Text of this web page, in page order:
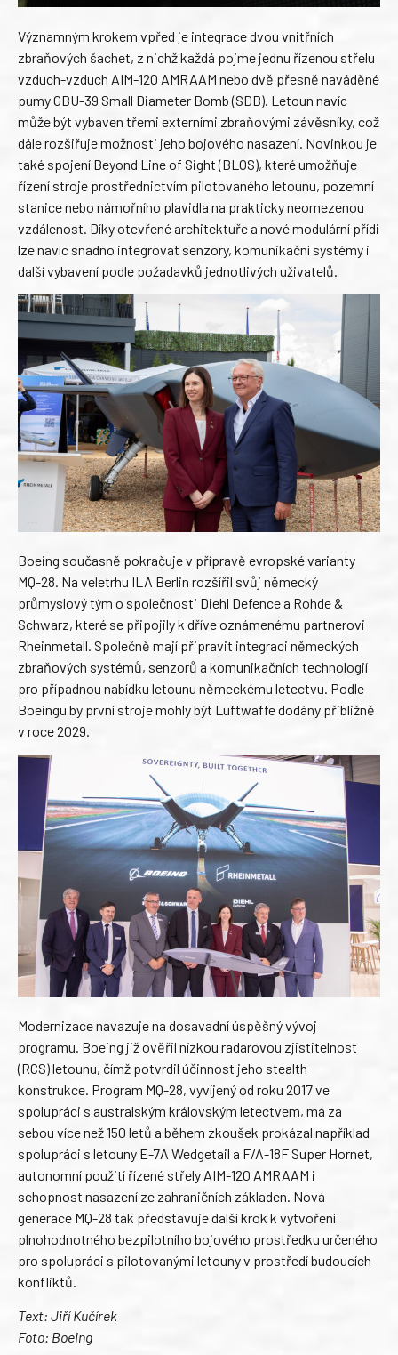
Významným krokem vpřed je integrace dvou vnitřních
zbraňových šachet, z nichž každá pojme jednu řízenou střelu
vzduch-vzduch AIM-120 AMRAAM nebo dvě přesně naváděné
pumy GBU-39 Small Diameter Bomb (SDB). Letoun navíc
může být vybaven třemi externími zbraňovými závěsníky, což
dále rozšiřuje možnosti jeho bojového nasazení. Novinkou je
také spojení Beyond Line of Sight (BLOS), které umožňuje
řízení stroje prostřednictvím pilotovaného letounu, pozemní
stanice nebo námořního plavidla na prakticky neomezenou
vzdálenost. Díky otevřené architektuře a nové modulární přídi
lze navíc snadno integrovat senzory, komunikační systémy i
další vybavení podle požadavků jednotlivých uživatelů.
Boeing současně pokračuje v přípravě evropské varianty
MQ-28. Na veletrhu ILA Berlin rozšířil svůj německý
průmyslový tým o společnosti Diehl Defence a Rohde &
Schwarz, které se připojily k dříve oznámenému partnerovi
Rheinmetall. Společně mají připravit integraci německých
zbraňových systémů, senzorů a komunikačních technologií
pro případnou nabídku letounu německému letectvu. Podle
Boeingu by první stroje mohly být Luftwaffe dodány přibližně
v roce 2029.
Modernizace navazuje na dosavadní úspěšný vývoj
programu. Boeing již ověřil nízkou radarovou zjistitelnost
(RCS) letounu, čímž potvrdil účinnost jeho stealth
konstrukce. Program MQ-28, vyvíjený od roku 2017 ve
spolupráci s australským královským letectvem, má za
sebou více než 150 letů a během zkoušek prokázal například
spolupráci s letouny E-7A Wedgetail a F/A-18F Super Hornet,
autonomní použití řízené střely AIM-120 AMRAAM i
schopnost nasazení ze zahraničních základen. Nová
generace MQ-28 tak představuje další krok k vytvoření
plnohodnotného bezpilotního bojového prostředku určeného
pro spolupráci s pilotovanými letouny v prostředí budoucích
konfliktů.
Text: Jiří Kučírek
Foto: Boeing